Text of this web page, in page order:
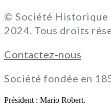
© Société Historique
2024. Tous droits
Contactez-nous
Société fondée en
Président : Mario Robert.